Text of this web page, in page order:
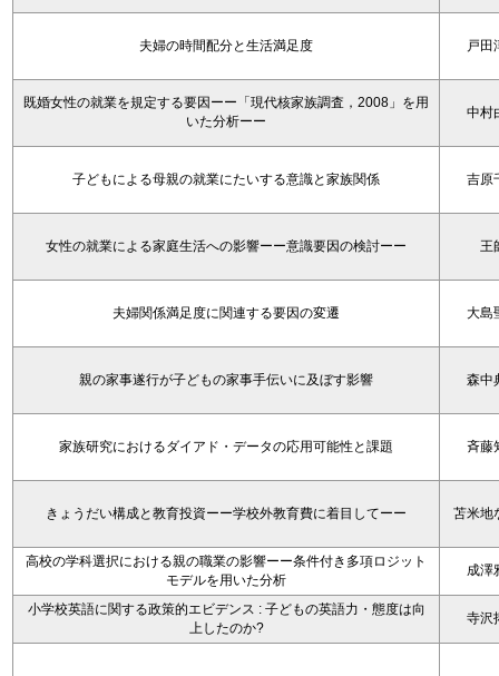
夫婦の時間配分と生活満足度 戸田
既婚女性の就業を規定する要因ーー「現代核家族調査，2008」を用
いた分析ーー
中村
子どもによる母親の就業にたいする意識と家族関係 吉原
女性の就業による家庭生活への影響ーー意識要因の検討ーー 王
夫婦関係満足度に関連する要因の変遷 大島
親の家事遂行が子どもの家事手伝いに及ぼす影響 森中
家族研究におけるダイアド・データの応用可能性と課題 斉藤
きょうだい構成と教育投資ーー学校外教育費に着目してーー 苫米地
高校の学科選択における親の職業の影響ーー条件付き多項ロジット
モデルを用いた分析
成澤
小学校英語に関する政策的エビデンス : 子どもの英語力・態度は向
上したのか?
寺沢